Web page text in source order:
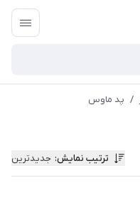
/ پد ماوس
ترتیب نمایش: جدیدترین